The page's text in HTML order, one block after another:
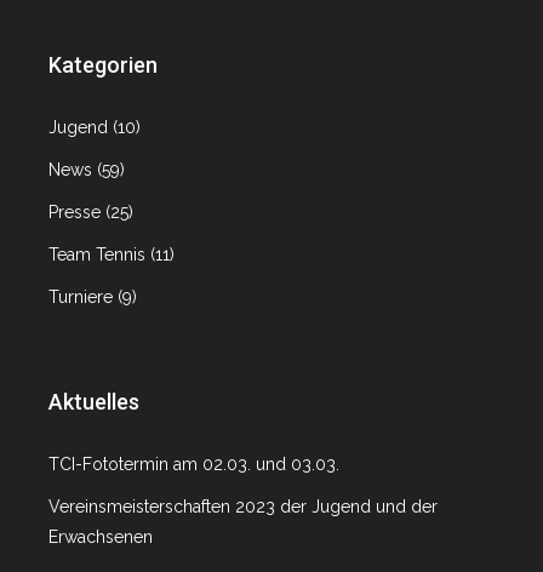
Kategorien
Jugend (10)
News (59)
Presse (25)
Team Tennis (11)
Turniere (9)
Aktuelles
TCI-Fototermin am 02.03. und 03.03.
Vereinsmeisterschaften 2023 der Jugend und der
Erwachsenen